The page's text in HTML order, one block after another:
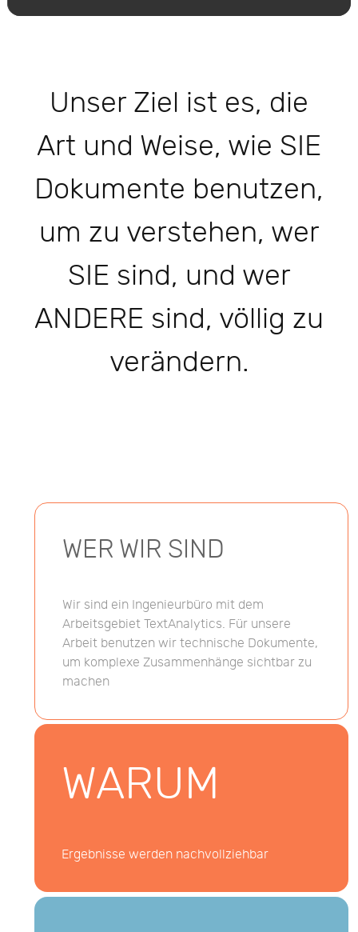
Unser Ziel ist es, die
Art und Weise, wie SIE
Dokumente benutzen,
um zu verstehen, wer
SIE sind, und wer
ANDERE sind, völlig zu
verändern.
WER WIR SIND
Wir sind ein Ingenieurbüro mit dem
Arbeitsgebiet TextAnalytics. Für unsere
Arbeit benutzen wir technische Dokumente,
um komplexe Zusammenhänge sichtbar zu
machen
WARUM
Ergebnisse werden nachvollziehbar